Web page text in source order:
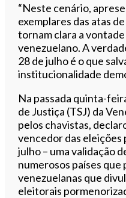
“Neste cenário,
exemplares das atas
tornam clara a
venezuelano. A
28 de julho é o que
institucionalidade
Na passada quinta-
de Justiça (TSJ) da
pelos chavistas,
vencedor das eleições
julho – uma validação
numerosos países que
venezuelanas que
eleitorais